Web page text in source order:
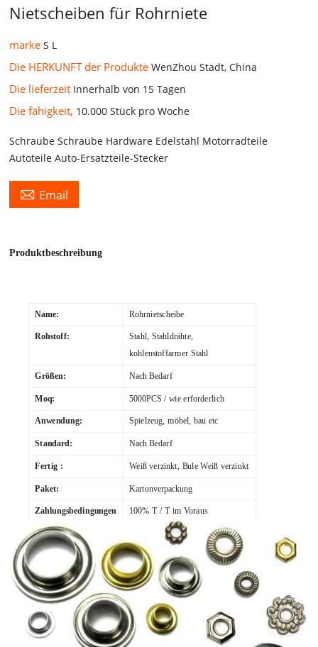
Nietscheiben für Rohrniete
markeS L
Die HERKUNFT der ProdukteWenZhou Stadt, China
Die lieferzeit Innerhalb von 15 Tagen
Die fähigkeit, 10.000 Stück pro Woche
Schraube Schraube Hardware Edelstahl Motorradteile
Autoteile Auto-Ersatzteile-Stecker
 Email
Produktbeschreibung
Name: Rohrnietscheibe
Rohstoff:
Stahl, Stahldrähte,
kohlenstoffarmer Stahl
Größen: Nach Bedarf
Moq: 5000PCS / wie erforderlich
Anwendung: Spielzeug, möbel, bau etc
Standard: Nach Bedarf
Fertig : Weiß verzinkt, Bule Weiß verzinkt
Paket: Kartonverpackung
Zahlungsbedingungen
:
100% T / T im Voraus